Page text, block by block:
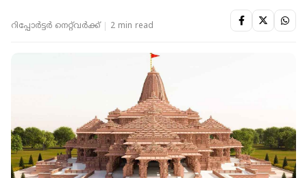
റിപ്പോർട്ടർ നെറ്റ്‌വര്‍ക്ക്‌ 2 min read